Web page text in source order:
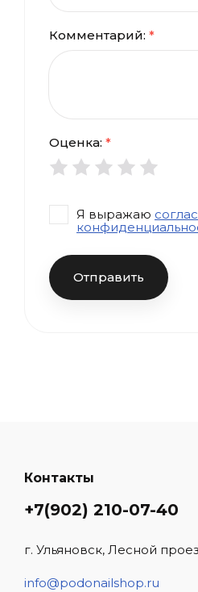
Комментарий: *
Оценка: *
Я выражаю
Отправить
Контакты
+7(902) 210-07-40
г. Ульяновск, Лесной
info@podonailshop.ru